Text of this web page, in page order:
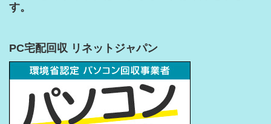
す。
PC宅配回収 リネットジャパン